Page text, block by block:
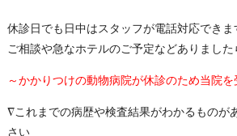
休診日でも日中はスタッフが電話対応できま
ご相談や急なホテルのご予定などありまし
～かかりつけの動物病院が休診のため当院を
∇これまでの病歴や検査結果がわかるものが
さい